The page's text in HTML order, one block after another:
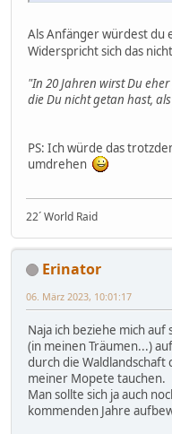
Als Anfänger würdest du
Widerspricht sich das
"In 20 Jahren wirst Du
die Du nicht getan hast,
PS: Ich würde das
umdrehen
22´ World Raid
Erinator
06. März 2023, 10:01:17
Naja ich beziehe mich
(in meinen Träumen...)
durch die Waldlandschaft
meiner Mopete tauchen.
Man sollte sich ja auch
kommenden Jahre